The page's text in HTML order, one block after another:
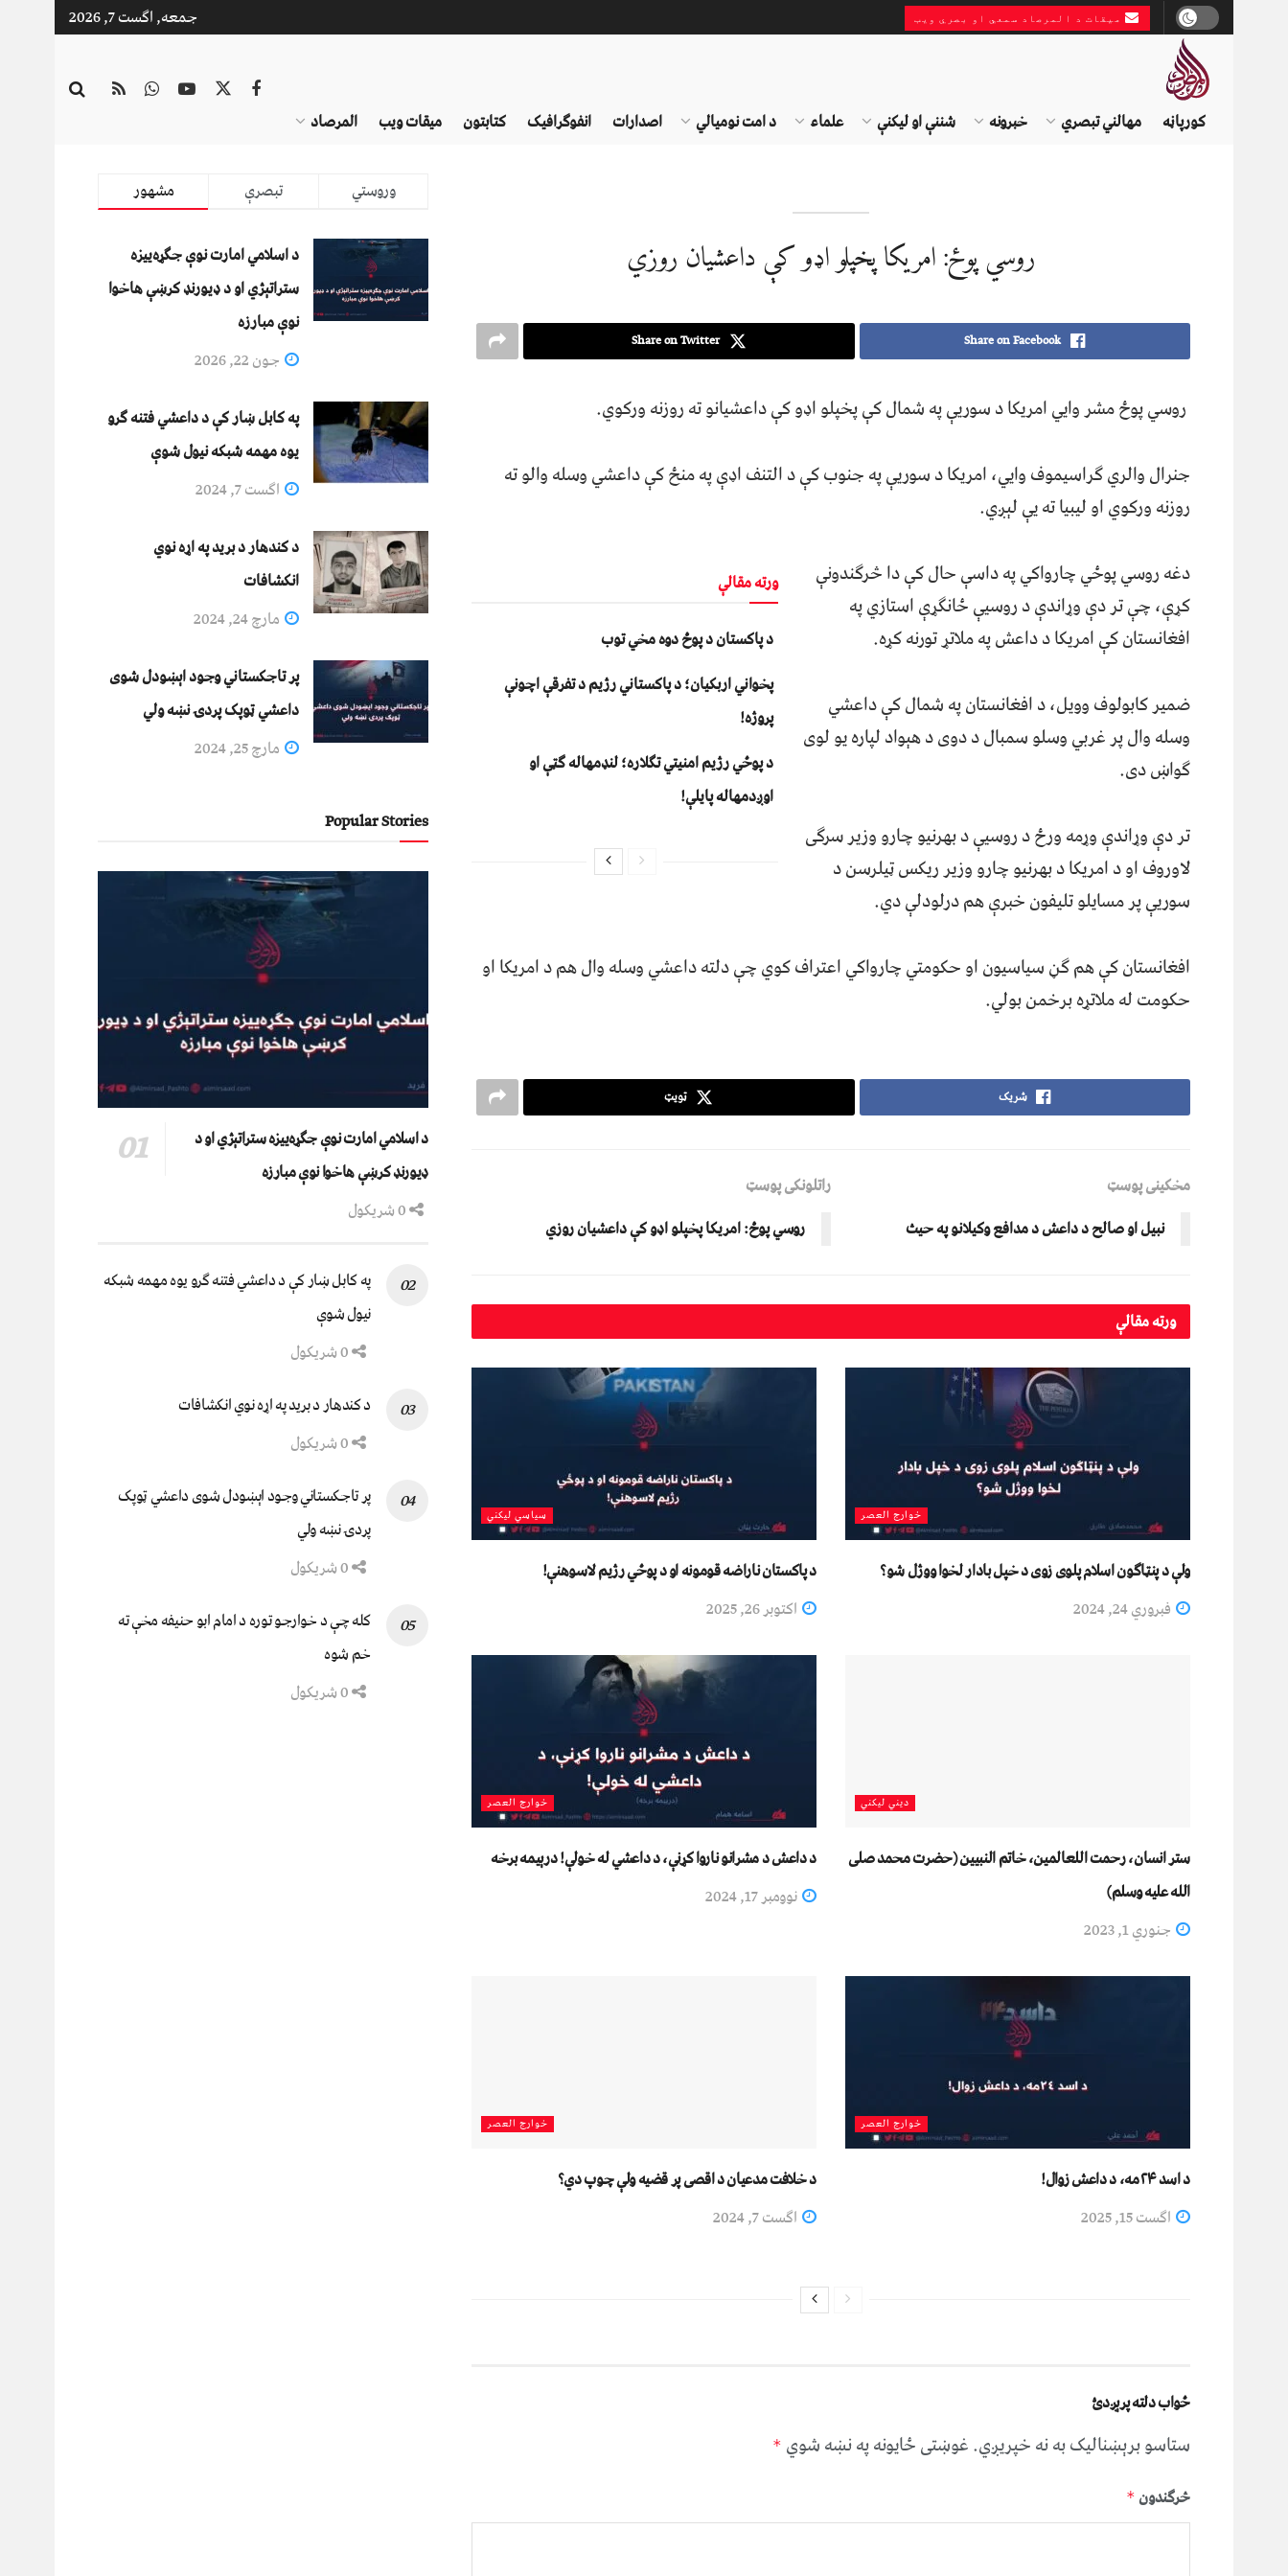
میقات د المرصاد سمعي او بصري ویب جمعه, اگست 7, 2026
کورپاڼه مهالني تبصري خبرونه شننې او لیکنې علماء د امت نومیالي اصدارات انفوګرافیک کتابتون میقات ویب المرصاد
روسي پوځ: امریکا پخپلو اډو کې داعشیان روزي
Share on Facebook
Share on Twitter
روسي پوځ مشر وايي امریکا د سوريې په شمال کې پخپلو اډو کې داعشیانو ته روزنه ورکوي.
جنرال والري ګراسیموف وايي، امریکا د سوريې په جنوب کې د التنف اډې په منځ کې داعشي وسله والو ته
روزنه ورکوي او لیبیا ته يې لېږي.
ورته مقالې
د پاکستان د پوځ دوه مخي توب
پخواني اربکیان؛ د پاکستاني رژیم د تفرقې اچونې
پروژه!
د پوځي رژیم امنیتي تګلاره؛ لنډمهاله ګټې او
اوږدمهاله پایلې!
دغه روسي پوځي چارواکي په داسې حال کې دا څرګندونې
کړې، چې تر دې وړاندې د روسيې ځانګړې استازي په
افغانستان کې امریکا د داعش په ملاتړ تورنه کړه.
ضمیر کابولوف وویل، د افغانستان په شمال کې داعشي
وسله وال پر غربي وسلو سمبال د دوی د هېواد لپاره یو لوی
ګواښ دی.
تر دې وړاندې وړمه ورځ د روسيې د بهرنیو چارو وزیر سرګی
لاوروف او د امریکا د بهرنیو چارو وزیر ریکس ټیلرسن د
سوريې پر مسایلو تلیفون خبرې هم درلودلې دي.
افغانستان کې هم ګڼ سیاسیون او حکومتي چارواکي اعتراف کوي چې دلته داعشي وسله وال هم د امریکا او
حکومت له ملاتړه برخمن بولي.
شریک ټویټ
مخکینی پوسټ
نبیل او صالح د داعش د مدافع وکیلانو په حیث
راتلونکی پوسټ
روسي پوځ: امریکا پخپلو اډو کې داعشیان روزي
ورتهمقالې
خوارج العصر
ولې د پنټاګون اسلام پلوی زوى د خپل بادار لخوا ووژل شو؟
فبروري 24, 2024
سیاسي لیکني
د پاکستان ناراضه قومونه او د پوځي رژیم لاسوهنې!
اکتوبر 26, 2025
دیني لیکني
ستر انسان، رحمت اللعالمین، خاتم النبیین (حضرت محمد صلی
الله علیه وسلم)
جنوري 1, 2023
خوارج العصر
د داعش د مشرانو ناروا کړنې، د داعشي له خولې! درېیمه برخه
نوومبر 17, 2024
خوارج العصر
د اسد ۲۴مه، د داعش زوال!
اگست 15, 2025
خوارج العصر
د خلافت مدعیان د اقصی پر قضیه ولې چوپ دي؟
اگست 7, 2024
ځواب دلته پرېږدئ
ستاسو برېښناليک به نه خپريږي.غوښتى ځایونه په نښه شوي *
څرگندون *
مشهور تبصرې وروستي
د اسلامي امارت نوې جګړه‌ییزه
ستراتېژي او د ډیورنډ کرښې هاخوا
نوې مبارزه
جون 22, 2026
په کابل ښار کې د داعشي فتنه ګرو
يوه مهمه شبکه نيول شوې
اگست 7, 2024
د کندهار د برید په اړه نوي
انکشافات
مارچ 24, 2024
پر تاجکستاني وجود اېښودل شوی
داعشي ټوپک پردۍ نښه ولي
مارچ 25, 2024
Popular Stories
د اسلامي امارت نوې جګړه‌ییزه ستراتېژي او د
ډیورنډ کرښې هاخوا نوې مبارزه
په کابل ښار کې د داعشي فتنه ګرو يوه مهمه شبکه
نيول شوې
د کندهار د برید په اړه نوي انکشافات
پر تاجکستاني وجود اېښودل شوی داعشي ټوپک
پردۍ نښه ولي
کله چې د خوارجو توره د امام ابو حنیفه مخې ته
خم شوه